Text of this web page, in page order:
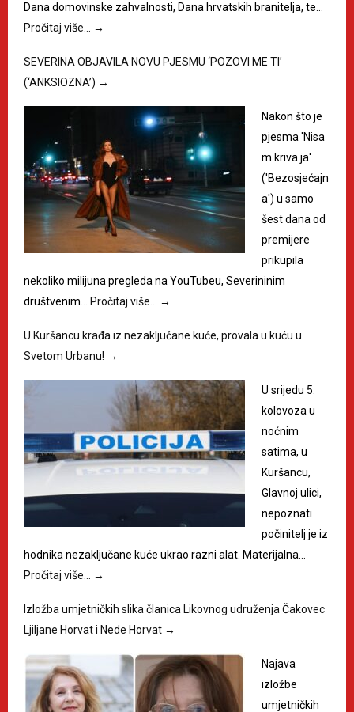
Dana domovinske zahvalnosti, Dana hrvatskih branitelja, te…
Pročitaj više…
→
SEVERINA OBJAVILA NOVU PJESMU ‘POZOVI ME TI’
(‘ANKSIOZNA’) →
Nakon što je
pjesma 'Nisa
m kriva ja'
('Bezosjećajn
a') u samo
šest dana od
premijere
prikupila
nekoliko milijuna pregleda na YouTubeu, Severininim
društvenim… Pročitaj više… →
U Kuršancu krađa iz nezaključane kuće, provala u kuću u
Svetom Urbanu! →
U srijedu 5.
kolovoza u
noćnim
satima, u
Kuršancu,
Glavnoj ulici,
nepoznati
počinitelj je iz
hodnika nezaključane kuće ukrao razni alat. Materijalna…
Pročitaj više…
→
Izložba umjetničkih slika članica Likovnog udruženja Čakovec
Ljiljane Horvat i Nede Horvat →
Najava
izložbe
umjetničkih